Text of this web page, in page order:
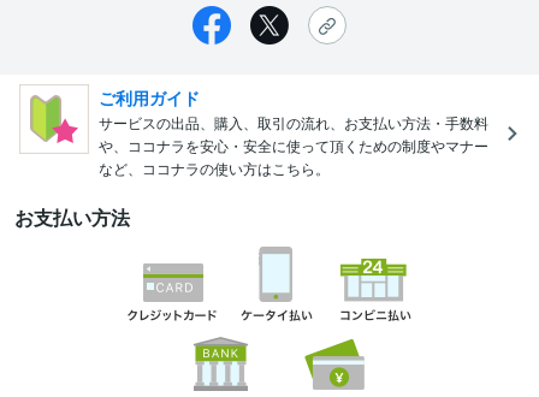
ご利用ガイド
サービスの出品、購入、取引の流れ、お支払い方法・手数料
や、ココナラを安心・安全に使って頂くための制度やマナー
など、ココナラの使い方はこちら。
お支払い方法